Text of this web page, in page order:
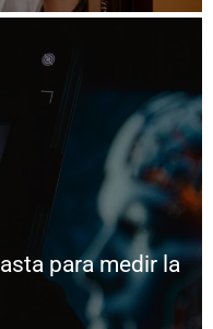
para medir la